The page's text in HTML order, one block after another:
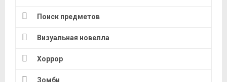
Поиск предметов
Визуальная новелла
Хоррор
Зомби